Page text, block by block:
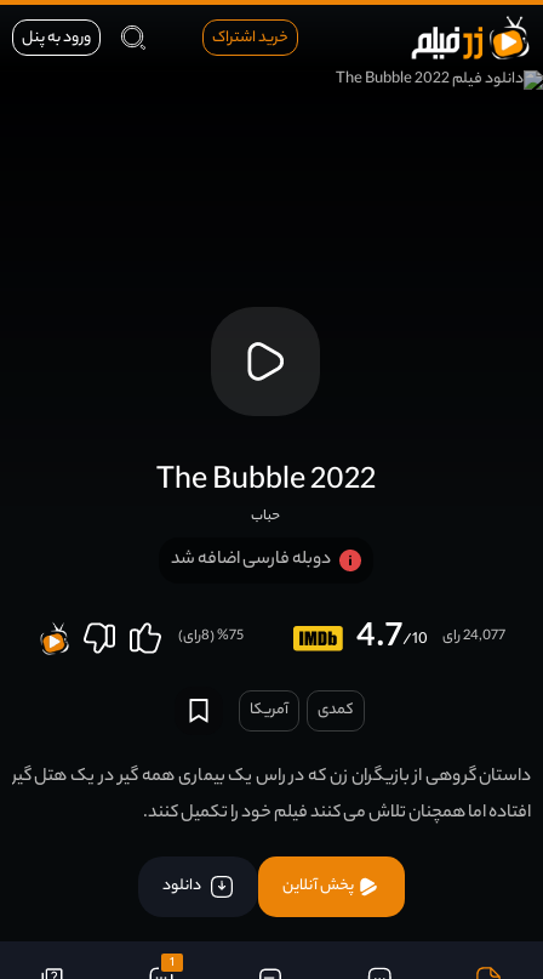
خرید اشتراک ورود به پنل
The Bubble 2022
حباب
دوبله فارسی اضافه شد
4.7/10 24,077 رای 75
% (
8رای)
کمدی آمریکا
داستان گروهی از بازیگران زن که در راس یک بیماری همه گیر در یک هتل گیر
افتاده اما همچنان تلاش می کنند فیلم خود را تکمیل کنند.
پخش آنلاین دانلود
1